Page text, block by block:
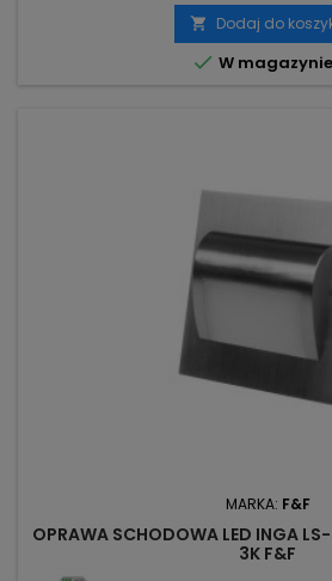
 Dodaj do
 W magazynie
MARKA: F&F
OPRAWA SCHODOWA LED INGA
3K F&F